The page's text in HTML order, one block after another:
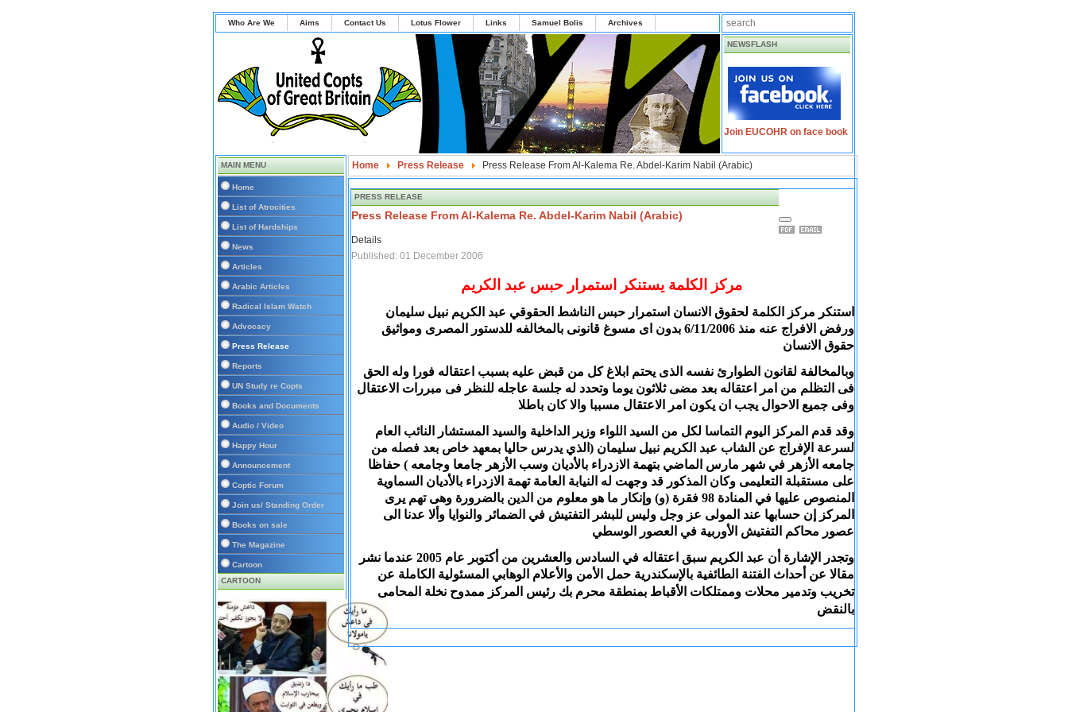
Who Are We Aims Contact Us Lotus Flower Links Samuel Bolis Archives
NEWSFLASH
Join EUCOHR on face book
MAIN MENU
Home
List of Atrocities
List of Hardships
News
Articles
Arabic Articles
Radical Islam Watch
Advocacy
Press Release
Reports
UN Study re Copts
Books and Documents
Audio / Video
Happy Hour
Announcement
Coptic Forum
Join us/ Standing Order
Books on sale
The Magazine
Cartoon
CARTOON
Home Press Release Press Release From Al-Kalema Re. Abdel-Karim Nabil (Arabic)
PRESS RELEASE
Press Release From Al-Kalema Re. Abdel-Karim Nabil (Arabic)
Details
Published: 01 December 2006
مركز الكلمة يستنكر استمرار حبس عبد الكريم
استنكر مركز الكلمة لحقوق الانسان استمرار حبس الناشط الحقوقي عبد الكريم نبيل سليمان
ورفض الافراج عنه منذ 6/11/2006 بدون اى مسوغ قانونى بالمخالفه للدستور المصرى ومواثيق
حقوق الانسان
وبالمخالفة لقانون الطوارئ نفسه الذى يحتم ابلاغ كل من قبض عليه بسبب اعتقاله فورا وله الحق
فى التظلم من امر اعتقاله بعد مضى ثلاثون يوما وتحدد له جلسة عاجله للنظر فى مبررات الاعتقال
وفى جميع الاحوال يجب ان يكون امر الاعتقال مسببا والا كان باطلا
وقد قدم المركز اليوم التماسا لكل من السيد اللواء وزير الداخلية والسيد المستشار النائب العام
لسرعة الإفراج عن الشاب عبد الكريم نبيل سليمان (الذي يدرس حاليا بمعهد خاص بعد فصله من
جامعه الأزهر في شهر مارس الماضي بتهمة الازدراء بالأديان وسب الأزهر جامعا وجامعه ) حفاظا
على مستقبلة التعليمى وكان المذكور قد وجهت له النيابة العامة تهمة الازدراء بالأديان السماوية
المنصوص عليها في المنادة 98 فقرة (و) وإنكار ما هو معلوم من الدين بالضرورة وهى تهم يرى
المركز إن حسابها عند المولى عز وجل وليس للبشر التفتيش في الضمائر والنوايا وألا عدنا الى
عصور محاكم التفتيش الأوربية في العصور الوسطي
مقالا عن أحداث الفتنة الطائفية بالإسكندرية حمل الأمن والأعلام الوهابي المسئولية الكاملة عن
تخريب وتدمير محلات وممتلكات الأقباط بمنطقة محرم بك رئيس المركز ممدوح نخلة المحامى
بالنقض